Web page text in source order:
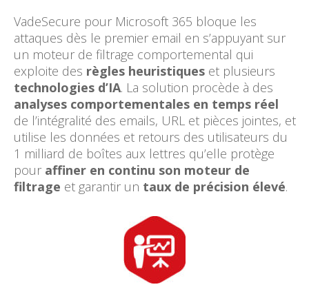
VadeSecure pour Microsoft 365 bloque les
attaques dès le premier email en s’appuyant sur
un moteur de filtrage comportemental qui
exploite des règles heuristiqueset plusieurs
technologies d’IA. La solution procède à des
analyses comportementales en temps réel
de l’intégralité des emails, URL et pièces jointes, et
utilise les données et retours des utilisateurs du
1 milliard de boîtes aux lettres qu’elle protège
pour affiner en continu son moteur de
filtrage et garantir un taux de précision élevé.